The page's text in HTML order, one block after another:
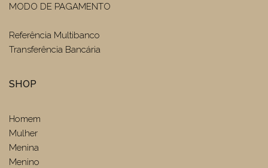
MODO DE PAGAMENTO
Referência Multibanco
Transferência Bancária
SHOP
Homem
Mulher
Menina
Menino